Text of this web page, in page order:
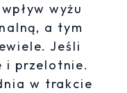
wyżu
a tym
Jeśli
i przelotnie.
w trakcie